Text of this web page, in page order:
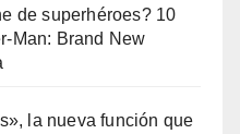
de superhéroes? 10
Man: Brand New
la nueva función que